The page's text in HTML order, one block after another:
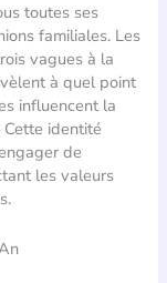
toutes ses
familiales. Les
vagues à la
à quel point
influencent la
Cette identité
de
les valeurs